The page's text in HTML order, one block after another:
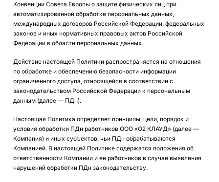
Конвенции Совета Европы о защите физических лиц при
автоматизированной обработке персональных данных,
международных договоров Российской Федерации, федеральных
законов и иных нормативных правовых актов Российской
Федерации в области персональных данных.
Действие настоящей Политики распространяется на отношения
по обработке и обеспечению безопасности информации
ограниченного доступа, относящейся в соответствии с
законодательством Российской Федерации к персональным
данным (далее — ПДн).
Настоящая Политика определяет принципы, цели, порядок и
условия обработки ПДн работников ООО «О2 КЛАУД» (далее —
Компания) и иных субъектов, чьи ПДн обрабатываются
Компанией. В настоящей Политике содержатся положения об
ответственности Компании и ее работников в случае выявления
нарушений обработки ПДн законодательству.